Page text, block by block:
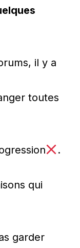
il y a
toutes
.
qui
garder